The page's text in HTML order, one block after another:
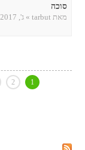
סוכה
מאת tarbut » ג', 09/19/2017 - 14:48
1
2